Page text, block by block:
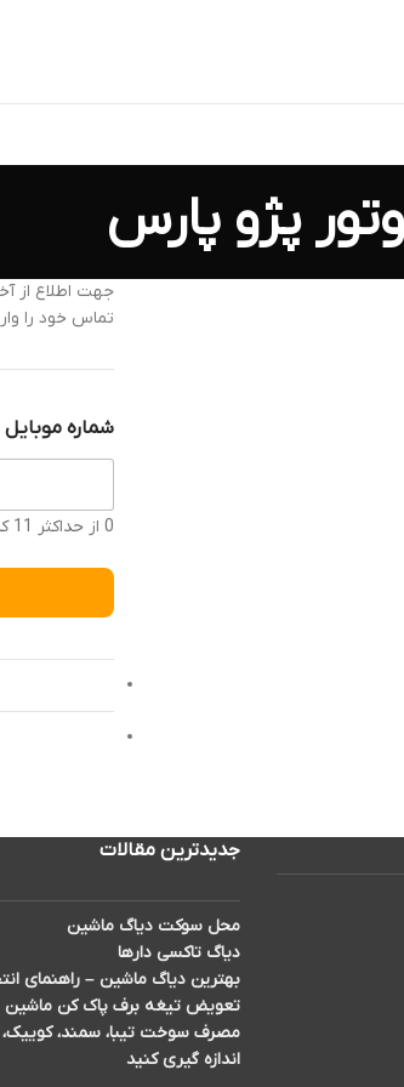
جهت اطلاع از
تماس خود را
شماره موبایل
0 از حداکثر 11 کاراکتر.
جدیدترین مقالات
محل سوکت دیاگ ماشین
دیاگ تاکسی دارها
بهترین دیاگ ماشین – راهنمای
تعویض تیغه برف پاک کن ماشین پراید، ۲۰۶ و غیره
مصرف سوخت تیبا، سمند، کوییک،
اندازه گیری کنید